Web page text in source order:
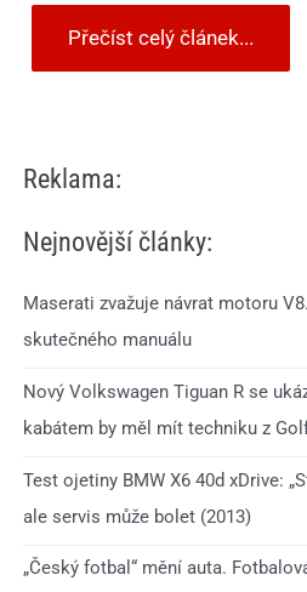
Přečíst celý článek...
Reklama:
Nejnovější články:
Maserati zvažuje návrat motoru
skutečného manuálu
Nový Volkswagen Tiguan R se
kabátem by měl mít techniku z
Test ojetiny BMW X6 40d xDrive:
ale servis může bolet (2013)
„Český fotbal“ mění auta.